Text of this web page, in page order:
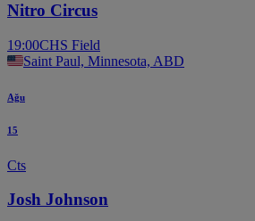
Nitro Circus
19:00CHS Field
Saint Paul, Minnesota, ABD
Ağu
15
Cts
Josh Johnson